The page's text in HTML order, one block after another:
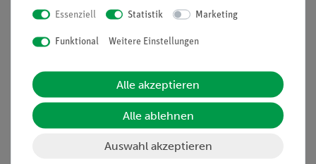
Hinweisgeberschutz
Inbetriebnahme & Schulungen
Download &
Essenziell Statistik Marketing
Funktional Weitere Einstellungen
Alle akzeptieren
Alle ablehnen
Auswahl akzeptieren